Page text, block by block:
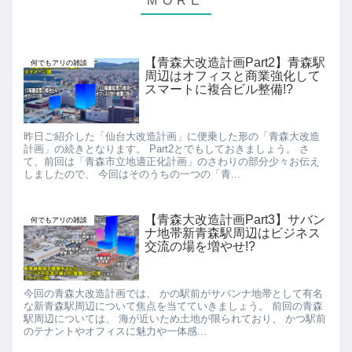
何でもアリの雑談
【青森大改造計画Part2】青森駅
周辺はオフィスと商業強化して
スマートに複合ビル整備!?
昨日ご紹介した「仙台大改造計画」に便乗した形の「青森大改造
計画」の続きとなります。 Part2とでもしておきましょう。 さ
て、前回は「青森市立地適正化計画」のさわりの部分少々お伝え
しましたので、 今回はそのうちの一つの「青...
何でもアリの雑談
【青森大改造計画Part3】サバン
ナ地帯新青森駅周辺はビジネス
交流の場を増やせ!?
今回の青森大改造計画では、 かの駅前がサバンナ地帯として有名
な新青森駅周辺について焦点を当てていきましょう。 前回の青森
駅周辺については、 海が近いため土地が限られており、 かつ駅前
のテナントやオフィスに魅力や一体感...